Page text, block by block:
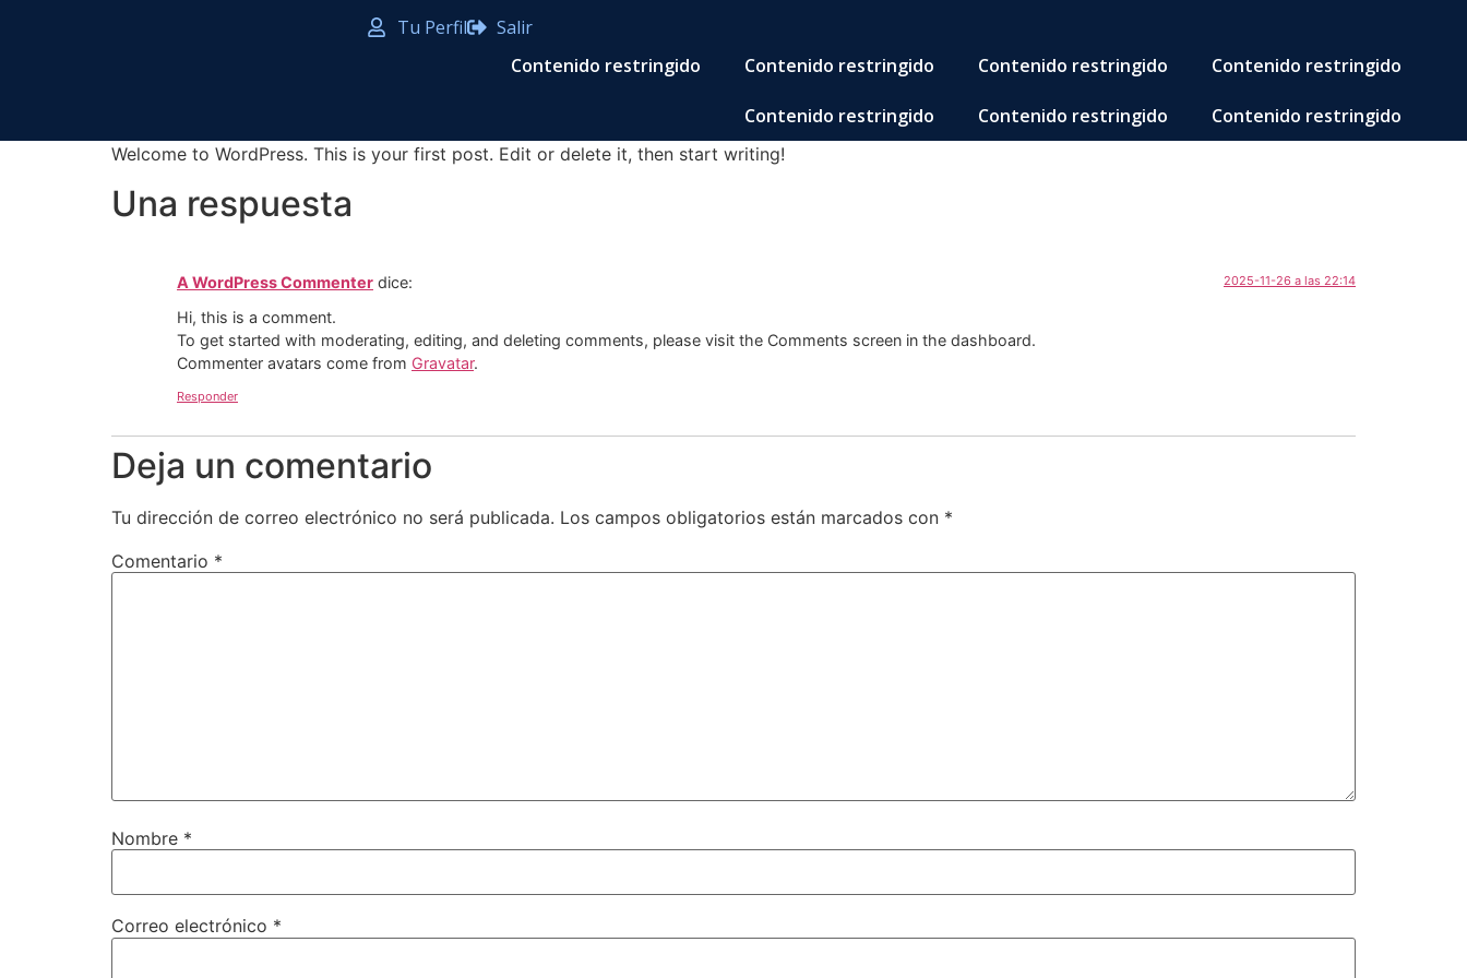
Tu Perfil
Salir
Contenido restringido
Contenido restringido Contenido restringido Contenido restringido
Contenido restringido Contenido restringido Contenido restringido
Welcome to WordPress. This is your first post. Edit or delete it, then start writing!
Una respuesta
A WordPress Commenter dice: 2025-11-26 a las 22:14
Hi, this is a comment.
To get started with moderating, editing, and deleting comments, please visit the Comments screen in the dashboard.
Commenter avatars come from Gravatar.
Responder
Deja un comentario
Tu dirección de correo electrónico no será publicada. Los campos obligatorios están marcados con *
Comentario *
Nombre *
Correo electrónico *